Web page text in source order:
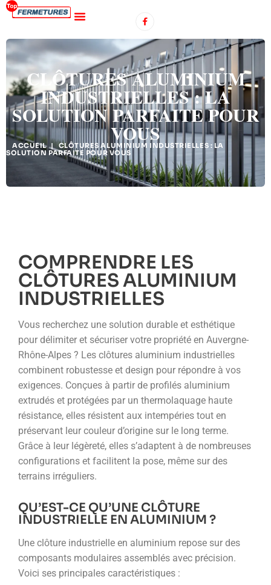
CLÔTURES ALUMINIUM
INDUSTRIELLES : LA
SOLUTION PARFAITE POUR
VOUS
ACCUEIL |
CLÔTURES ALUMINIUM INDUSTRIELLES : LA
SOLUTION PARFAITE POUR VOUS
COMPRENDRE LES
CLÔTURES ALUMINIUM
INDUSTRIELLES
Vous recherchez une solution durable et esthétique
pour délimiter et sécuriser votre propriété en Auvergne-
Rhône-Alpes ? Les clôtures aluminium industrielles
combinent robustesse et design pour répondre à vos
exigences. Conçues à partir de profilés aluminium
extrudés et protégées par un thermolaquage haute
résistance, elles résistent aux intempéries tout en
préservant leur couleur d’origine sur le long terme.
Grâce à leur légèreté, elles s’adaptent à de nombreuses
configurations et facilitent la pose, même sur des
terrains irréguliers.
QU’EST-CE QU’UNE CLÔTURE
INDUSTRIELLE EN ALUMINIUM ?
Une clôture industrielle en aluminium repose sur des
composants modulaires assemblés avec précision.
Voici ses principales caractéristiques :